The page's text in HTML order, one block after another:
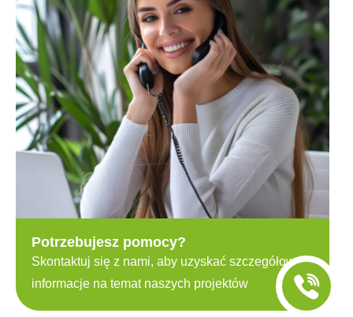
Potrzebujesz pomocy?
Skontaktuj się z nami, aby uzyskać szczegółowe
informacje na temat naszych projektów